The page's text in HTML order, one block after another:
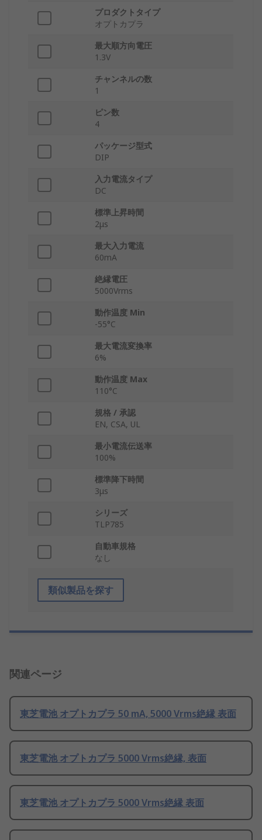
プロダクトタイプ
オプトカプラ
最大順方向電圧
1.3V
チャンネルの数
1
ピン数
4
パッケージ型式
DIP
入力電流タイプ
DC
標準上昇時間
2μs
最大入力電流
60mA
絶縁電圧
5000Vrms
動作温度 Min
-55°C
最大電流変換率
6%
動作温度 Max
110°C
規格 / 承認
EN, CSA, UL
最小電流伝送率
100%
標準降下時間
3μs
シリーズ
TLP785
自動車規格
なし
類似製品を探す
関連ページ
東芝電池 オプトカプラ 50 mA, 5000 Vrms絶縁 表面
東芝電池 オプトカプラ 5000 Vrms絶縁, 表面
東芝電池 オプトカプラ 5000 Vrms絶縁 表面